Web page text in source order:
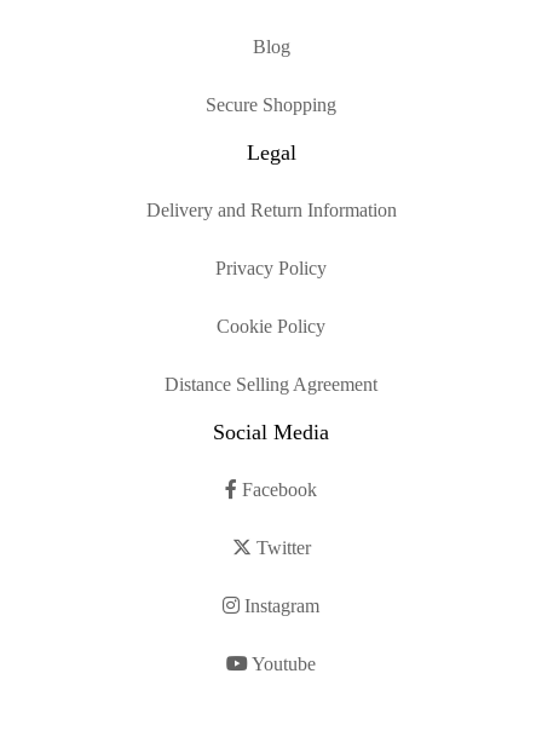
Blog
Secure Shopping
Legal
Delivery and Return Information
Privacy Policy
Cookie Policy
Distance Selling Agreement
Social Media
Facebook
Twitter
Instagram
Youtube